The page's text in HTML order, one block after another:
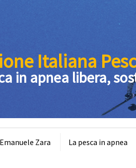
Zara La pesca in apnea
Italiana
in apnea libera,